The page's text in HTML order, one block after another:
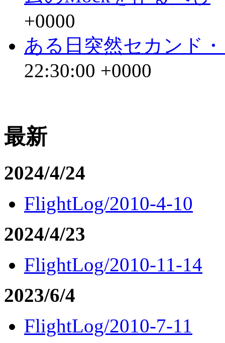
+0000
ある日突然セカンド
22:30:00 +0000
最新
2024/4/24
FlightLog/2010-4-10
2024/4/23
FlightLog/2010-11-14
2023/6/4
FlightLog/2010-7-11